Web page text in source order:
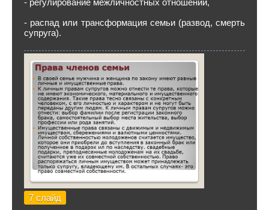
- регулирование межличностных отношений,
- распад или трансформация семьи (развод, смерть
супруга).
7 слайд